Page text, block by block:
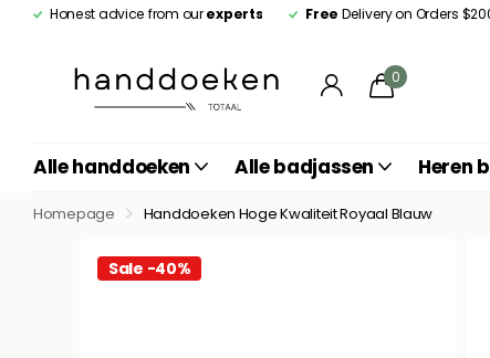
Honest advice from ourexperts Free Delivery on Orders
0
Alle handdoeken Alle badjassen Heren
Homepage Handdoeken Hoge Kwaliteit Royaal Blauw
Sale -40%